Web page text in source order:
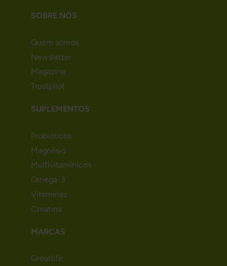
SOBRE NÓS
Quem somos
Newsletter
Magazine
Trustpilot
SUPLEMENTOS
Probióticos
Magnésio
Multivitamínicos
Omega-3
Vitaminas
Creatina
MARCAS
Greatlife